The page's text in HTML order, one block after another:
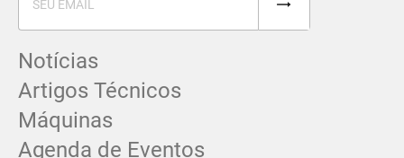
Notícias
Artigos Técnicos
Máquinas
Agenda de Eventos